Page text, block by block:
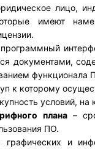
лицо,
имеют
документами,
функционала
к которому
условий,
плана –
ПО.
графических и